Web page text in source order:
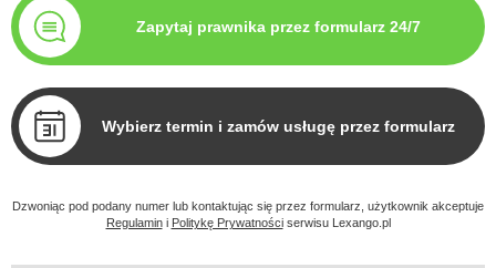
Zapytaj prawnika przez formularz 24/7
Wybierz termin i zamów usługę przez formularz
Dzwoniąc pod podany numer lub kontaktując się przez formularz, użytkownik akceptuje
Regulamini Politykę Prywatnościserwisu Lexango.pl